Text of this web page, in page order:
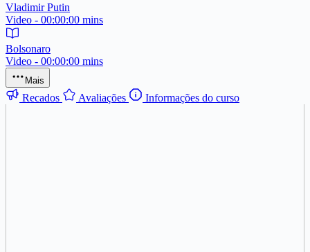
Vladimir Putin
Video - 00:00:00 mins
Bolsonaro
Video - 00:00:00 mins
Mais
Recados Avaliações Informações do curso